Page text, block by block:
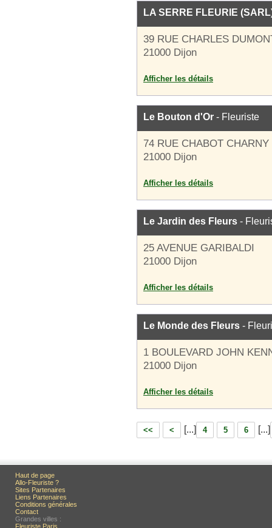
LA SERRE FLEURIE
39 RUE CHARLES
21000 Dijon
Afficher les détails
Le Bouton d'Or - Fleuriste
74 RUE CHABOT CHARNY
21000 Dijon
Afficher les détails
Le Jardin des Fleurs -
25 AVENUE GARIBALDI
21000 Dijon
Afficher les détails
Le Monde des Fleurs -
1 BOULEVARD JOHN
21000 Dijon
Afficher les détails
<< < [...] 4 5 6 [...]
Haut de page
Allo-Fleuriste ?
Sites Partenaires
Liens Partenaires
Conditions générales
Contact
Grandes villes :
Fleuriste Paris